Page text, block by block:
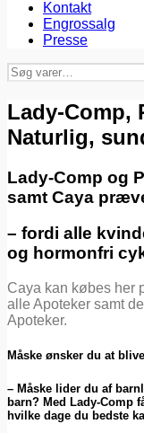
Kontakt
Engrossalg
Presse
Søg
efter:
Lady-Comp,
Naturlig,
Lady-Comp og
samt Caya
– fordi alle
og hormonfri
Caya kan købes her
alle Apoteker samt
Apoteker.
Måske ønsker du at
– Måske lider du af
barn? Med Lady-Comp
hvilke dage du bedste